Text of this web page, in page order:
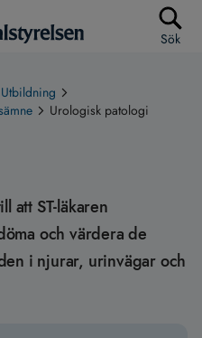
Sök
Utbildning
Urologisk patologi
att ST-läkaren
och värdera de
i njurar, urinvägar och